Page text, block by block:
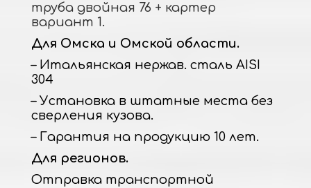
труба двойная 76 + картер
вариант 1.
Для Омска и Омской области.
– Итальянская нержав. сталь AISI
304
– Установка в штатные места без
сверления кузова.
– Гарантия на продукцию 10 лет.
Для регионов.
Отправка транспортной